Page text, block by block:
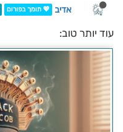
אדיב 💖 תומך בפורום
עוד יותר טוב: